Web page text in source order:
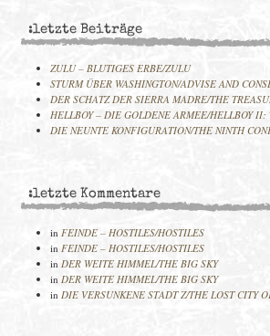
:letzte Beiträge
ZULU – BLUTIGES ERBE/ZULU
STURM ÜBER WASHINGTON/ADVISE AND
DER SCHATZ DER SIERRA MADRE/THE
HELLBOY – DIE GOLDENE ARMEE/HELLBOY II:
DIE NEUNTE KONFIGURATION/THE NINTH
:letzte Kommentare
in FEINDE – HOSTILES/HOSTILES
in FEINDE – HOSTILES/HOSTILES
in DER WEITE HIMMEL/THE BIG SKY
in DER WEITE HIMMEL/THE BIG SKY
in DIE VERSUNKENE STADT Z/THE LOST CITY